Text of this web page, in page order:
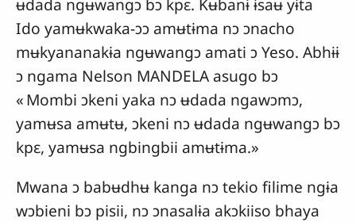
ʉdada ngʉwangɔ bɔ kpɛ. Kʉbanɨ ɨsaʉ yɨta
Ido yamʉkwaka-ɔɔ amʉtɨma nɔ ɔnacho
mʉkyananakɨa ngʉwangɔ amati ɔ Yeso. Abhɨɨ
ɔ ngama Nelson MANDELA asugo bɔ
« Mombi ɔkeni yaka nɔ ʉdada ngawɔmɔ,
yamʉsa amʉtʉ, ɔkeni nɔ ʉdada ngʉwangɔ bɔ
kpɛ, yamʉsa ngbingbii amʉtɨma.»
Mwana ɔ babʉdhʉ kanga nɔ tekio filime ngɨa
wɔbieni bɔ pisii, nɔ ɔnasalɨa akɔkiiso bhaya